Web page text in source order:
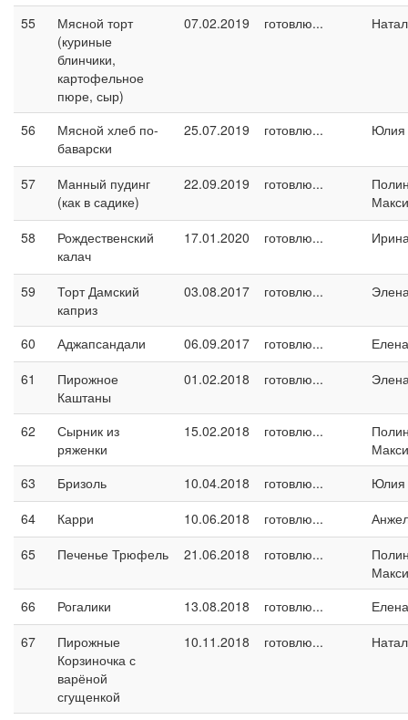
55
Мясной торт
(куриные
блинчики,
картофельное
пюре, сыр)
07.02.2019 готовлю...
56
Мясной хлеб по-
баварски
25.07.2019 готовлю... Юлия
57
Манный пудинг
(как в садике)
22.09.2019 готовлю...
58
Рождественский
калач
17.01.2020 готовлю...
59
Торт Дамский
каприз
03.08.2017 готовлю...
60 Аджапсандали 06.09.2017 готовлю...
Елена
61
Пирожное
Каштаны
01.02.2018 готовлю...
62
Сырник из
ряженки
15.02.2018 готовлю...
63
Бризоль 10.04.2018 готовлю...
Юлия
64
Карри 10.06.2018 готовлю...
65
Печенье Трюфель 21.06.2018 готовлю...
66
Рогалики 13.08.2018 готовлю...
67
Пирожные
Корзиночка с
варёной
сгущенкой
10.11.2018 готовлю...